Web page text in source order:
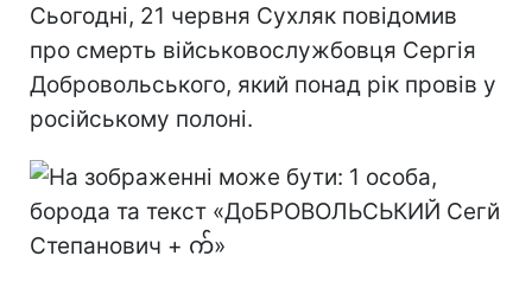
Сьогодні, 21 червня Сухляк повідомив
про смерть військовослужбовця Сергія
Добровольського, який понад рік провів у
російському полоні.